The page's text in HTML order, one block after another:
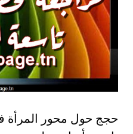
حجج حول محور المرأة